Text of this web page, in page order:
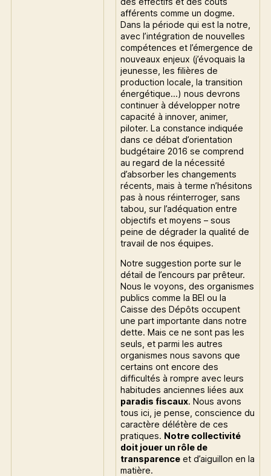
afférents comme un dogme.
Dans la période qui est la notre,
avec l’intégration de nouvelles
compétences et l’émergence de
nouveaux enjeux (j’évoquais la
jeunesse, les filières de
production locale, la transition
énergétique…) nous devrons
continuer à développer notre
capacité à innover, animer,
piloter. La constance indiquée
dans ce débat d’orientation
budgétaire 2016 se comprend
au regard de la nécessité
d’absorber les changements
récents, mais à terme n’hésitons
pas à nous réinterroger, sans
tabou, sur l’adéquation entre
objectifs et moyens – sous
peine de dégrader la qualité de
travail de nos équipes.
Notre suggestion porte sur le
détail de l’encours par prêteur.
Nous le voyons, des organismes
publics comme la BEI ou la
Caisse des Dépôts occupent
une part importante dans notre
dette. Mais ce ne sont pas les
seuls, et parmi les autres
organismes nous savons que
certains ont encore des
difficultés à rompre avec leurs
habitudes anciennes liées aux
paradis fiscaux. Nous avons
tous ici, je pense, conscience du
caractère délétère de ces
pratiques. Notre collectivité
doit jouer un rôle de
transparence et d’aiguillon en la
matière.